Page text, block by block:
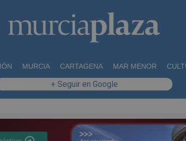
MURCIA CARTAGENA MAR MENOR
+ Seguir en Google